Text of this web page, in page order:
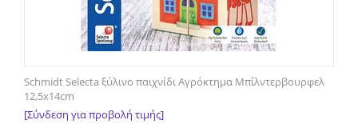
Schmidt Selecta ξύλινο παιχνίδι Αγρόκτημα Μπίλντερβουρφελ
12,5x14cm
[Σύνδεση για προβολή τιμής]